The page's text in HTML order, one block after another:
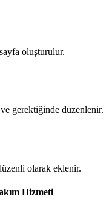
oluşturulur.
gerektiğinde düzenlenir.
olarak eklenir.
Hizmeti